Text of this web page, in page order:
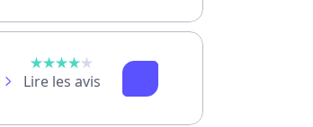
Lire les avis